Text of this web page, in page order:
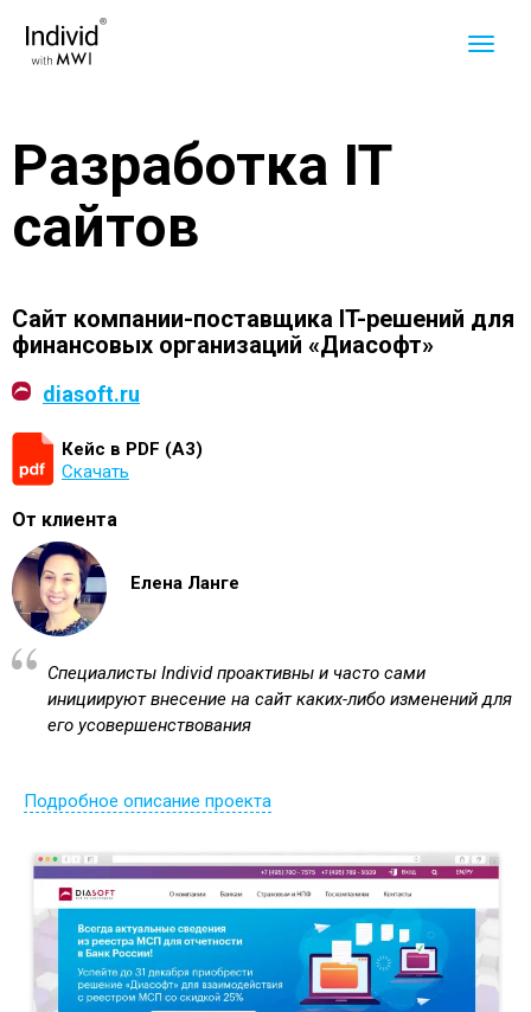
Разработка IT
сайтов
Сайт компании-поставщика IT-решений для
финансовых организаций «Диасофт»
diasoft.ru
Кейс в PDF (А3)
Скачать
От клиента
Елена Ланге
Специалисты Individ проактивны и часто сами
инициируют внесение на сайт каких-либо изменений для
его усовершенствования
Подробное описание проекта